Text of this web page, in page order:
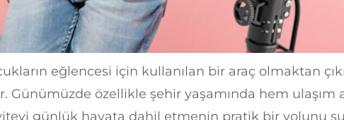
eğlencesi için kullanılan bir araç olmaktan
Günümüzde özellikle şehir yaşamında hem ulaşım
günlük hayata dahil etmenin pratik bir yolunu